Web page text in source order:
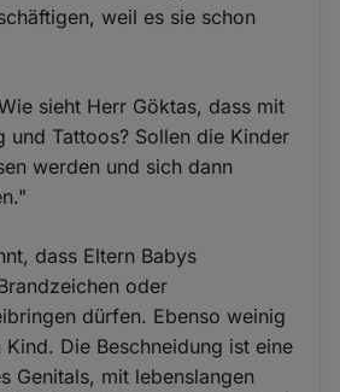
weil es sie schon
sieht Herr Göktas, dass mit
und Tattoos? Sollen die Kinder
werden und sich dann
dass Eltern Babys
oder
dürfen. Ebenso weinig
Kind. Die Beschneidung ist eine
Genitals, mit lebenslangen